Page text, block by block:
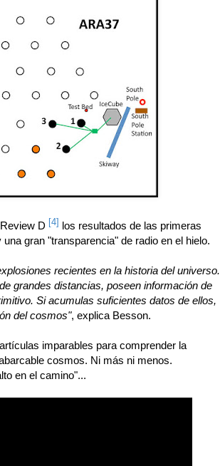
D [4] los resultados de las primeras
gran "transparencia" de radio en el hielo.
recientes en la historia del universo.
grandes distancias, poseen información de
Si acumulas suficientes datos de ellos,
del cosmos", explica Besson.
imparables para comprender la
cosmos. Ni más ni menos.
en el camino"...